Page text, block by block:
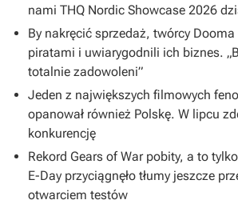
nami THQ Nordic Showcase 2026
By nakręcić sprzedaż, twórcy
piratami i uwiarygodnili ich biznes.
totalnie zadowoleni”
Jeden z największych filmowych
opanował również Polskę. W lipcu
konkurencję
Rekord Gears of War pobity, a to
E-Day przyciągnęło tłumy jeszcze
otwarciem testów